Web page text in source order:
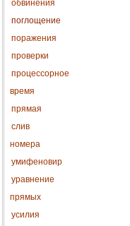
обвинения
поглощение
поражения
проверки
процессорное
время
прямая
слив
номера
умифеновир
уравнение
прямых
усилия